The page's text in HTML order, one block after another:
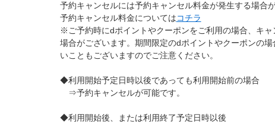
予約キャンセルには予約キャンセル料金が発生する場合が
予約キャンセル料金についてはコチラ
※ご予約時にdポイントやクーポンをご利用の場合、キャ
場合がございます。期間限定のdポイントやクーポンの
いこともございますのでご注意ください。
◆利用開始予定日時以後であっても利用開始前の場合
⇒予約キャンセルが可能です。
◆利用開始後、または利用終了予定日時以後